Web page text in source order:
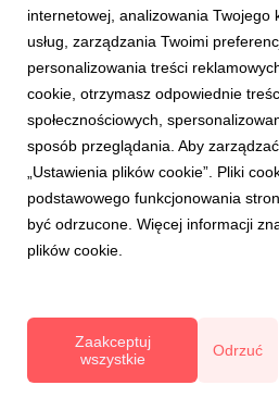
Czerwiec_2025 (7).jpg
grafika|382 KB
Powiązane artykuły
internetowej, analizowania Twojego
usług, zarządzania Twoimi
personalizowania treści
cookie, otrzymasz odpowiednie
społecznościowych,
sposób przeglądania. Aby
„Ustawienia plików cookie”. Pliki
podstawowego funkcjonowania
być odrzucone. Więcej informacji
plików cookie.
Zaakceptuj
wszystkie
Odrzuć